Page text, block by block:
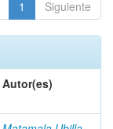
1 Siguiente
Autor(es)